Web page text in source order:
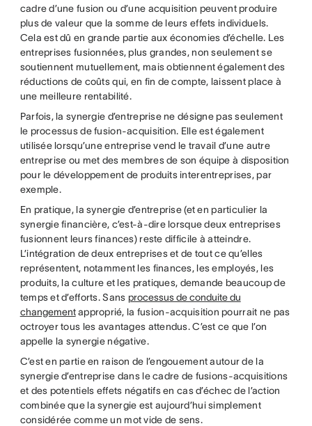
cadre d’une fusion ou d’une acquisition peuvent produire
plus de valeur que la somme de leurs effets individuels.
Cela est dû en grande partie aux économies d’échelle. Les
entreprises fusionnées, plus grandes, non seulement se
soutiennent mutuellement, mais obtiennent également des
réductions de coûts qui, en fin de compte, laissent place à
une meilleure rentabilité.
Parfois, la synergie d’entreprise ne désigne pas seulement
le processus de fusion-acquisition. Elle est également
utilisée lorsqu’une entreprise vend le travail d’une autre
entreprise ou met des membres de son équipe à disposition
pour le développement de produits interentreprises, par
exemple.
En pratique, la synergie d’entreprise (et en particulier la
synergie financière, c’est-à-dire lorsque deux entreprises
fusionnent leurs finances) reste difficile à atteindre.
L’intégration de deux entreprises et de tout ce qu’elles
représentent, notamment les finances, les employés, les
produits, la culture et les pratiques, demande beaucoup de
temps et d’efforts. Sans processus de conduite du
changementapproprié, la fusion-acquisition pourrait ne pas
octroyer tous les avantages attendus. C’est ce que l’on
appelle la synergie négative.
C’est en partie en raison de l’engouement autour de la
synergie d’entreprise dans le cadre de fusions-acquisitions
et des potentiels effets négatifs en cas d’échec de l’action
combinée que la synergie est aujourd’hui simplement
considérée comme un mot vide de sens.